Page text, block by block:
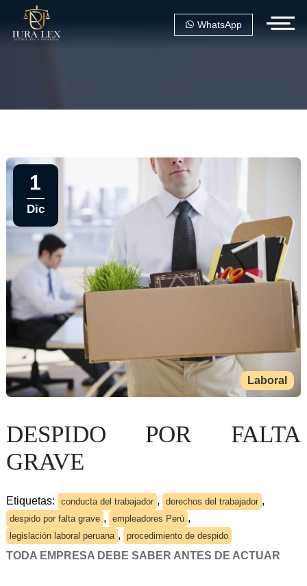
WhatsApp
Laboral
1
Dic
DESPIDO POR FALTA
GRAVE
Etiquetas: conducta del trabajador , derechos del trabajador ,
despido por falta grave , empleadores Perú ,
legislación laboral peruana , procedimiento de despido
TODA EMPRESA DEBE SABER ANTES DE ACTUAR